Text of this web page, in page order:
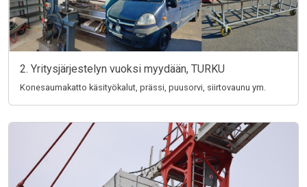
2. Yritysjärjestelyn vuoksi myydään, TURKU
Konesaumakatto käsityökalut, prässi, puusorvi, siirtovaunu ym.